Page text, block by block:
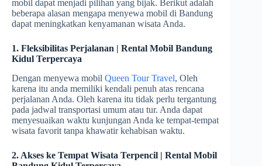
mobil dapat menjadi pilihan yang bijak. Berikut adalah
beberapa alasan mengapa menyewa mobil di Bandung
dapat meningkatkan kenyamanan wisata Anda.
1. Fleksibilitas Perjalanan | Rental Mobil Bandung
Kidul Terpercaya
Dengan menyewa mobil Queen Tour Travel, Oleh
karena itu anda memiliki kendali penuh atas rencana
perjalanan Anda. Oleh karena itu tidak perlu tergantung
pada jadwal transportasi umum atau tur. Anda dapat
menyesuaikan waktu kunjungan Anda ke tempat-tempat
wisata favorit tanpa khawatir kehabisan waktu.
2. Akses ke Tempat Wisata Terpencil | Rental Mobil